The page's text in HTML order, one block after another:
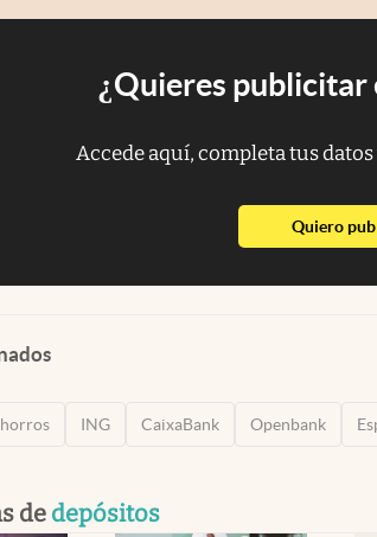
¿Quieres publicitar
Accede aquí, completa tus
Quiero
ING CaixaBank Openbank
de depósitos